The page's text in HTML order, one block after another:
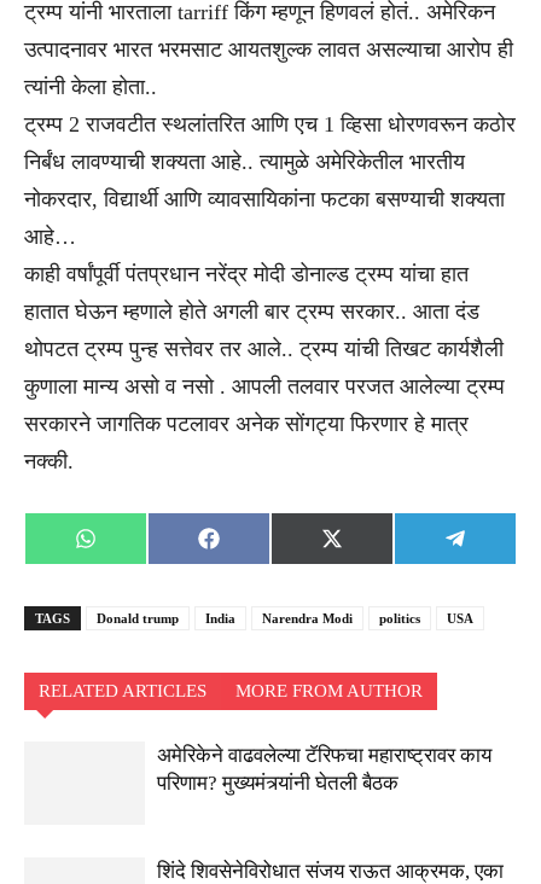
ट्रम्प यांनी भारताला tarriff किंग म्हणून हिणवलं होतं.. अमेरिकन
उत्पादनावर भारत भरमसाट आयतशुल्क लावत असल्याचा आरोप ही
त्यांनी केला होता..
ट्रम्प 2 राजवटीत स्थलांतरित आणि एच 1 व्हिसा धोरणवरून कठोर
निर्बंध लावण्याची शक्यता आहे.. त्यामुळे अमेरिकेतील भारतीय
नोकरदार, विद्यार्थी आणि व्यावसायिकांना फटका बसण्याची शक्यता
आहे…
काही वर्षांपूर्वी पंतप्रधान नरेंद्र मोदी डोनाल्ड ट्रम्प यांचा हात
हातात घेऊन म्हणाले होते अगली बार ट्रम्प सरकार.. आता दंड
थोपटत ट्रम्प पुन्ह सत्तेवर तर आले.. ट्रम्प यांची तिखट कार्यशैली
कुणाला मान्य असो व नसो . आपली तलवार परजत आलेल्या ट्रम्प
सरकारने जागतिक पटलावर अनेक सोंगट्या फिरणार हे मात्र
नक्की.
Share
on
WhatsApp
Share
on
Facebook
Share
on
X
(Twitter)
Share
on
TAGS Donald trump India Narendra Modi politics USA
RELATED ARTICLES MORE FROM AUTHOR
अमेरिकेने वाढवलेल्या टॅरिफचा महाराष्ट्रावर काय
परिणाम? मुख्यमंत्र्यांनी घेतली बैठक
शिंदे शिवसेनेविरोधात संजय राऊत आक्रमक, एका